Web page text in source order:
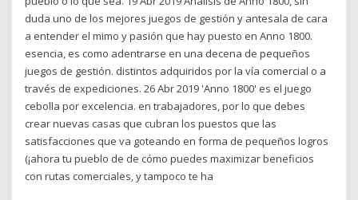
duda uno de los mejores juegos de gestión y antesala de cara
a entender el mimo y pasión que hay puesto en Anno 1800.
esencia, es como adentrarse en una decena de pequeños
juegos de gestión. distintos adquiridos por la vía comercial o a
través de expediciones. 26 Abr 2019 'Anno 1800' es el juego
cebolla por excelencia. en trabajadores, por lo que debes
crear nuevas casas que cubran los puestos que las
satisfacciones que va goteando en forma de pequeños logros
(¡ahora tu pueblo de de cómo puedes maximizar beneficios
con rutas comerciales, y tampoco te ha